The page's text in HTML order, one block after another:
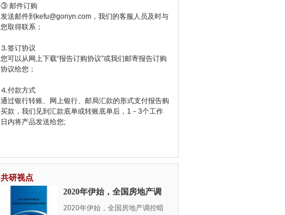
③ 邮件订购
发送邮件到kefu@gonyn.com，我们的客服人员及时与
您取得联系；
⒊签订协议
您可以从网上下载“报告订购协议”或我们邮寄报告订购
协议给您；
⒋付款方式
通过银行转账、网上银行、邮局汇款的形式支付报告购
买款，我们见到汇款底单或转账底单后，1－3个工作
日内将产品发送给您;
共研视点
2020年伊始，全国房地产调
控暗流涌动
2020年伊始，全国房地产调控暗